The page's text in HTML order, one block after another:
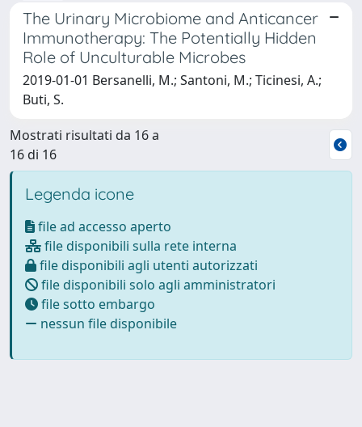
The Urinary Microbiome and Anticancer
Immunotherapy: The Potentially Hidden
Role of Unculturable Microbes
2019-01-01 Bersanelli, M.; Santoni, M.; Ticinesi, A.;
Buti, S.
Mostrati risultati da 16 a
16 di 16
Legenda icone
file ad accesso aperto
file disponibili sulla rete interna
file disponibili agli utenti autorizzati
file disponibili solo agli amministratori
file sotto embargo
nessun file disponibile